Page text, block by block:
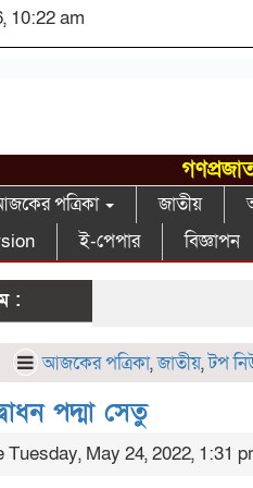
10:22 am
পত্রিকা জাতীয়
ই-পেপার বিজ্ঞাপন
:
আজকের পত্রিকা,জাতীয়,টপ
পদ্মা সেতু
Tuesday, May 24, 2022, 1:31